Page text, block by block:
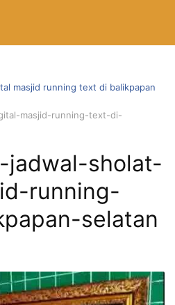
masjid running text di balikpapan
masjid-running-text-di-
jadwal-sholat-
running-
selatan